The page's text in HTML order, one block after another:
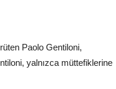
Paolo Gentiloni,
yalnızca müttefiklerine